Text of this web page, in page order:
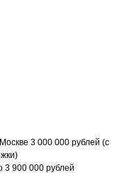
3 000 000 рублей (с
3 900 000 рублей